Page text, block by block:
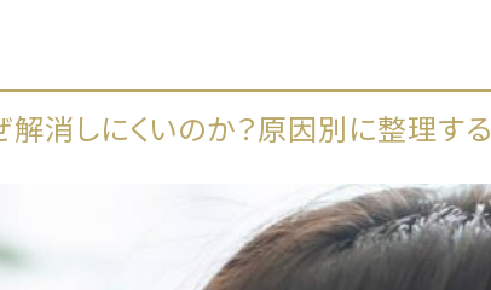
消しにくいのか？原因別に整理する